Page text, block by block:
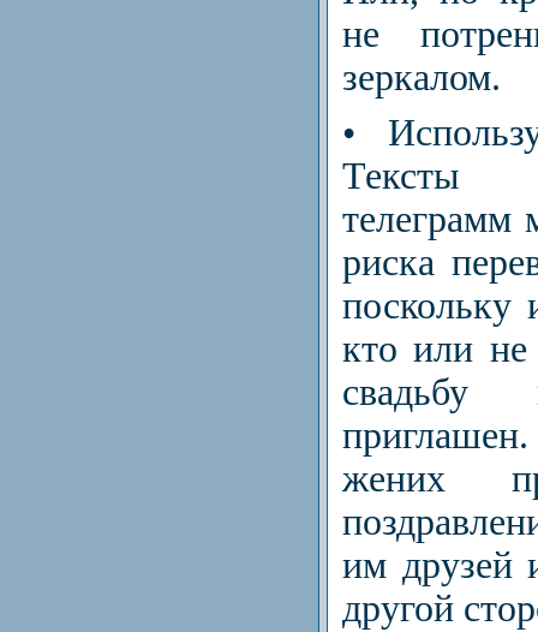
не
зеркалом.
•
Тексты
телеграмм
риска
поскольку
кто или не
жених
им друзей
другой